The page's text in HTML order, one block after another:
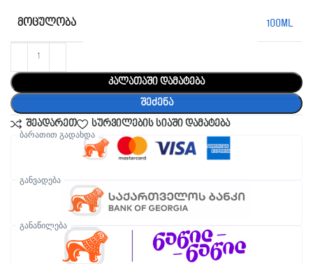
ᲛᲝᲪᲣᲚᲝᲑᲐ 100ML
კალათაში დამატება
შეძენა
შეადარეთ სურვილების სიაში დამატება
ბარათით გადახდა
განვადება
განაწილება